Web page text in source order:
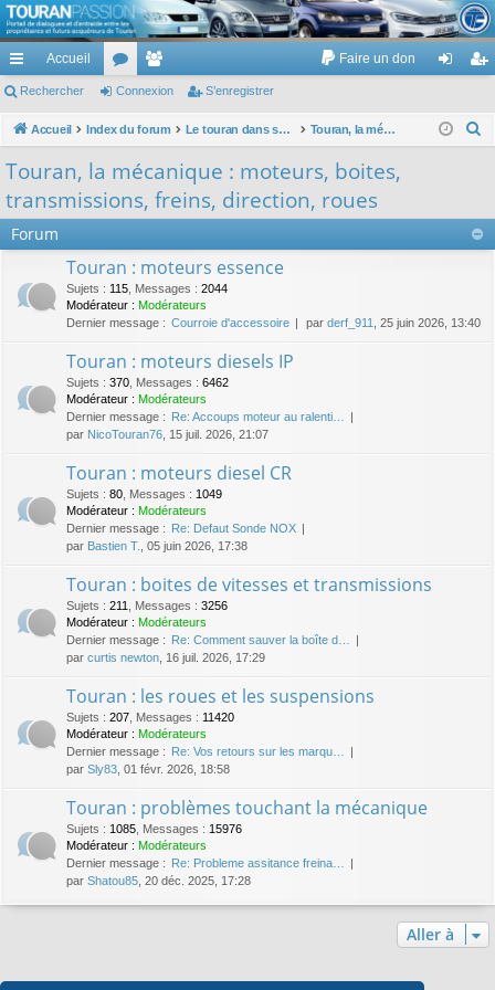
TouranPassion
Le forum des propriétaires ou futurs acquéreurs du Volkswagen Touran
cc
ès
pi
Accueil
or
u
e
m
es
Faire un don
ne nr
Rechercher Connexion S’enregistrer
Accueil Index du forum Le touran dans ses versions I (V1 V2 V3) et II ... Touran, la mécanique : moteurs, boites, transmissions, freins, direction, roues
r
Touran, la mécanique : moteurs, boites,
transmissions, freins, direction, roues
Forum
Touran : moteurs essence
Sujets : 115 Messages : 2044
Modérateur : Modérateurs
Dernier message : Courroie d'accessoire par derf_911 , 25 juin 2026, 13:40
Touran : moteurs diesels IP
Sujets : 370 Messages : 6462
Modérateur : Modérateurs
Dernier message : Re: Accoups moteur au ralenti…
par NicoTouran76 , 15 juil. 2026, 21:07
Touran : moteurs diesel CR
Sujets : 80 Messages : 1049
Modérateur : Modérateurs
Dernier message : Re: Defaut Sonde NOX
par Bastien T. , 05 juin 2026, 17:38
Touran : boites de vitesses et transmissions
Sujets : 211 Messages : 3256
Modérateur : Modérateurs
Dernier message : Re: Comment sauver la boîte d…
par curtis newton , 16 juil. 2026, 17:29
Touran : les roues et les suspensions
Sujets : 207 Messages : 11420
Modérateur : Modérateurs
Dernier message : Re: Vos retours sur les marqu…
par Sly83 , 01 févr. 2026, 18:58
Touran : problèmes touchant la mécanique
Sujets : 1085 Messages : 15976
Modérateur : Modérateurs
Dernier message : Re: Probleme assitance freina…
par Shatou85 , 20 déc. 2025, 17:28
Aller à